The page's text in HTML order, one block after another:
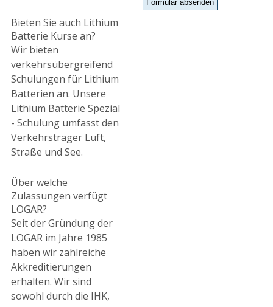
Bieten Sie auch Lithium
Batterie Kurse an?
Wir bieten
verkehrsübergreifend
Schulungen für Lithium
Batterien an. Unsere
Lithium Batterie Spezial
- Schulung umfasst den
Verkehrsträger Luft,
Straße und See.
Über welche
Zulassungen verfügt
LOGAR?
Seit der Gründung der
LOGAR im Jahre 1985
haben wir zahlreiche
Akkreditierungen
erhalten. Wir sind
sowohl durch die IHK,